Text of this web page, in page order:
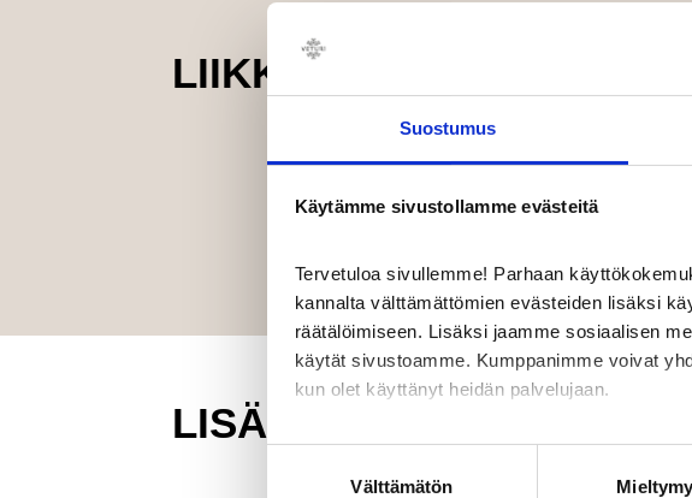
Suostumus
Käytämme sivustollamme evästeitä
Tervetuloa sivullemme! Parhaan
kannalta välttämättömien evästeiden lisäksi
räätälöimiseen. Lisäksi jaamme sosiaalisen
käytät sivustoamme. Kumppanimme voivat
kun olet käyttänyt heidän palvelujaan.
Google Analytics kerää tietoa myös
on käynyt Google Display Network -
Välttämätön
LIIKKEEN TARJOUKSET
LISÄÄ LIIKKEITÄ